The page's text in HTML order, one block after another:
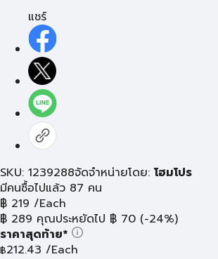
แชร์
SKU: 1239288จัดจำหน่ายโดย: โฮมโปร
มีคนซื้อไปแล้ว 87 คน
฿ 219 /Each
฿ 289 คุณประหยัดไป ฿ 70 (-24%)
ราคาสุดท้าย*
฿212.43 /Each